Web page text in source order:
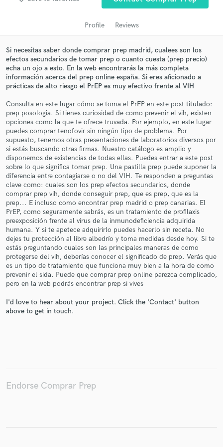
Profile Reviews
Si necesitas saber donde comprar prep madrid, cualees son los
efectos secundarios de tomar prep o cuanto cuesta (prep precio)
echa un ojo a esto. En la web encontrarás la más completa
información acerca del prep online españa. Si eres aficionado a
prácticas de alto riesgo el PrEP es muy efectivo frente al VIH
Consulta en este lugar cómo se toma el PrEP en este post titulado:
prep posologia. Si tienes curiosidad de como prevenir el vih, existen
opciones como la que te ofrece truvada. Por ejemplo, en este lugar
puedes comprar tenofovir sin ningún tipo de problema. Por
supuesto, tenemos otras presentaciones de laboratorios diversos por
si estás buscando otras firmas. Nuestro catálogo es amplio y
disponemos de existencias de todas ellas. Puedes entrar a este post
sobre lo que significa tomar prep. Una pastilla prep puede suponer la
diferencia entre contagiarse o no del VIH. Te responden a preguntas
clave como: cuales son los prep efectos secundarios, donde
comprar prep vih, donde conseguir prep, que es prep, que es la
prep... E incluso como encontrar prep madrid o prep canarias. El
PrEP, como seguramente sabrás, es un tratamiento de profilaxis
preexposición frente al virus de la inmunodeficiencia adquirida
humana. Y si te apetece adquirirlo puedes hacerlo sin receta. No
dejes tu protección al libre albedrío y toma medidas desde hoy. Si te
estás preguntando cuales son las principales maneras de como
protegerse del vih, deberías conocer el significado de prep. Verás que
es un tipo de tratamiento que funciona muy bien a la hora de como
prevenir el sida. Puede que comprar prep online parezca complicado,
pero en la web podrás encontrar prep si vives
I'd love to hear about your project. Click the 'Contact' button
above to get in touch.
Endorse Comprar Prep
Get Free Proposals
Contact pros directly with your project details
and receive handcrafted proposals and budgets
in a flash.
Make Amazing Music
Fund and work on your project through our
work is complete.